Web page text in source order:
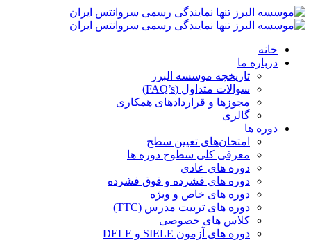
خانه
درباره ما
تاریخچه موسسه البرز
سوالات متداول (FAQ’s)
مجوزها و قراردادهای همکاری
گالری
دوره ها
امتحان‌های تعیین سطح
معرفی کلی سطوح دوره ها
دوره های عادی
دوره های فشرده و فوق فشرده
دوره های خاص و ویژه
دوره های تربیت مدرس (TTC)
کلاس های خصوصی
دوره های آزمون SIELE و DELE